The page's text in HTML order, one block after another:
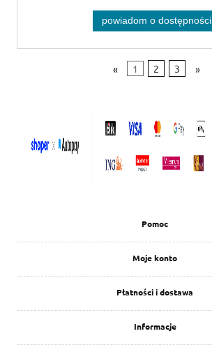
powiadom o dostępności
« 1 2 3 »
Pomoc
Moje konto
Płatności i dostawa
Informacje